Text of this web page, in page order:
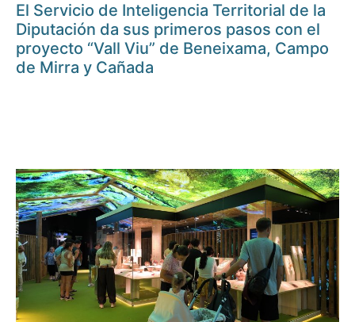
El Servicio de Inteligencia Territorial de la
Diputación da sus primeros pasos con el
proyecto “Vall Viu” de Beneixama, Campo
de Mirra y Cañada